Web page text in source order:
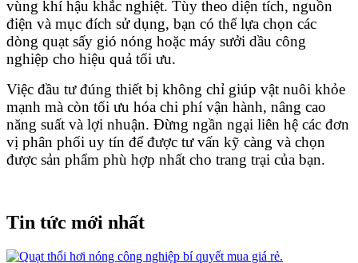
vùng khí hậu khắc nghiệt. Tùy theo diện tích, nguồn
điện và mục đích sử dụng, bạn có thể lựa chọn các
dòng quạt sấy gió nóng hoặc máy sưởi dầu công
nghiệp cho hiệu quả tối ưu.
Việc đầu tư đúng thiết bị không chỉ giúp vật nuôi khỏe
mạnh mà còn tối ưu hóa chi phí vận hành, nâng cao
năng suất và lợi nhuận. Đừng ngần ngại liên hệ các đơn
vị phân phối uy tín để được tư vấn kỹ càng và chọn
được sản phẩm phù hợp nhất cho trang trại của bạn.
Tin tức mới nhất